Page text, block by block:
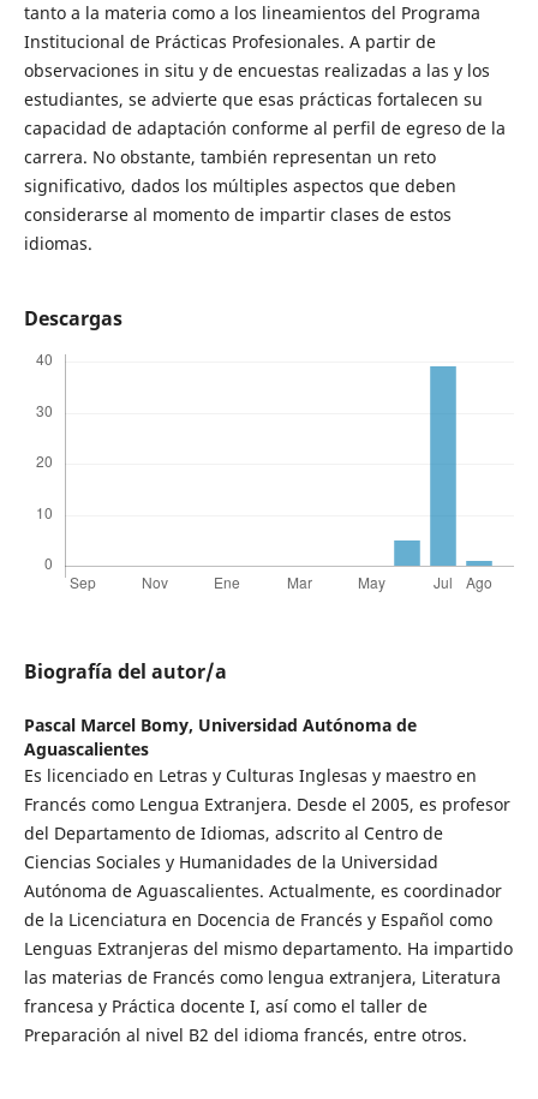
tanto a la materia como a los lineamientos del Programa
Institucional de Prácticas Profesionales. A partir de
observaciones in situ y de encuestas realizadas a las y los
estudiantes, se advierte que esas prácticas fortalecen su
capacidad de adaptación conforme al perfil de egreso de la
carrera. No obstante, también representan un reto
significativo, dados los múltiples aspectos que deben
considerarse al momento de impartir clases de estos
idiomas.
Descargas
Biografía del autor/a
Pascal Marcel Bomy, Universidad Autónoma de
Aguascalientes
Es licenciado en Letras y Culturas Inglesas y maestro en
Francés como Lengua Extranjera. Desde el 2005, es profesor
del Departamento de Idiomas, adscrito al Centro de
Ciencias Sociales y Humanidades de la Universidad
Autónoma de Aguascalientes. Actualmente, es coordinador
de la Licenciatura en Docencia de Francés y Español como
Lenguas Extranjeras del mismo departamento. Ha impartido
las materias de Francés como lengua extranjera, Literatura
francesa y Práctica docente I, así como el taller de
Preparación al nivel B2 del idioma francés, entre otros.